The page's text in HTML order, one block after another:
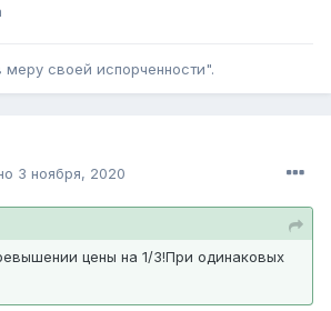
своей испорченности".
3 ноября, 2020
цены на 1/3!При одинаковых